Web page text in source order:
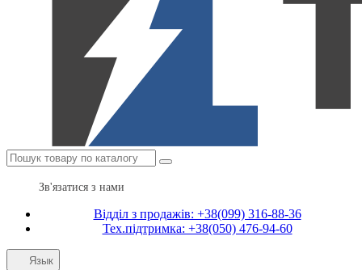
Зв'язатися з нами
Відділ з продажів: +38(099) 316-88-36
Тех.підтримка: +38(050) 476-94-60
Язык